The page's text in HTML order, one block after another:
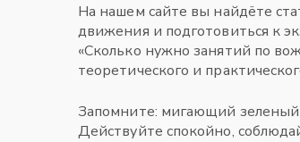
На нашем сайте вы найдёте
движения и подготовиться к
«Сколько нужно занятий по
теоретического и
Запомните: мигающий зеленый
Действуйте спокойно,